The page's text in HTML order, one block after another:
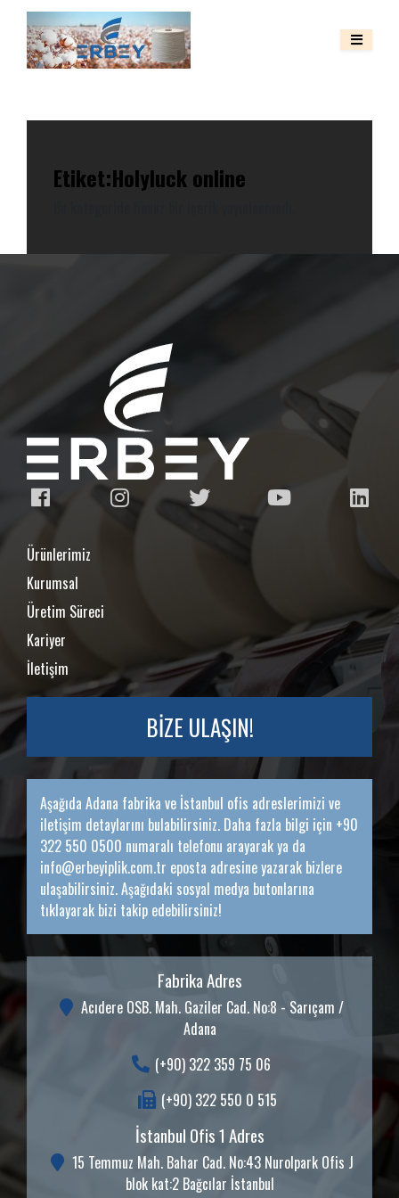
Etiket:Holyluck online
Ürünlerimiz
Kurumsal
Üretim Süreci
Kariyer
İletişim
BİZE ULAŞIN!
Aşağıda Adana fabrika ve İstanbul ofis adreslerimizi ve
iletişim detaylarını bulabilirsiniz. Daha fazla bilgi için +90
322 550 0500 numaralı telefonu arayarak ya da
info@erbeyiplik.com.tr eposta adresine yazarak bizlere
ulaşabilirsiniz. Aşağıdaki sosyal medya butonlarına
tıklayarak bizi takip edebilirsiniz!
Fabrika Adres
Acıdere OSB. Mah. Gaziler Cad. No:8 - Sarıçam /
Adana
(+90) 322 359 75 06
(+90) 322 550 0 515
İstanbul Ofis 1 Adres
15 Temmuz Mah. Bahar Cad. No:43 Nurolpark Ofis J
blok kat:2 Bağcılar İstanbul